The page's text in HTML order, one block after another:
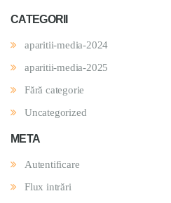
CATEGORII
aparitii-media-2024
aparitii-media-2025
Fără categorie
Uncategorized
META
Autentificare
Flux intrări